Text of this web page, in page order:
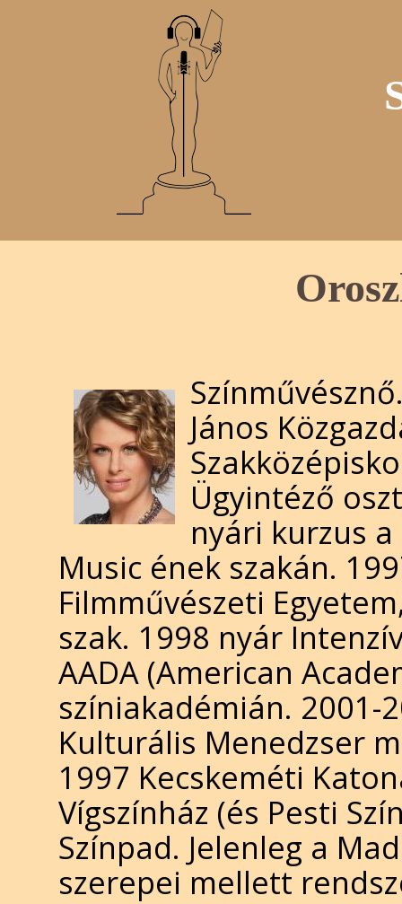
János
Ügyintéző
nyári kurzus
Music ének szakán.
Filmművészeti
szak. 1998 nyár
AADA (American
színiakadémián. 2001-
Kulturális Menedzser
1997 Kecskeméti
Vígszínház (és Pesti
Színpad. Jelenleg a
szerepei mellett